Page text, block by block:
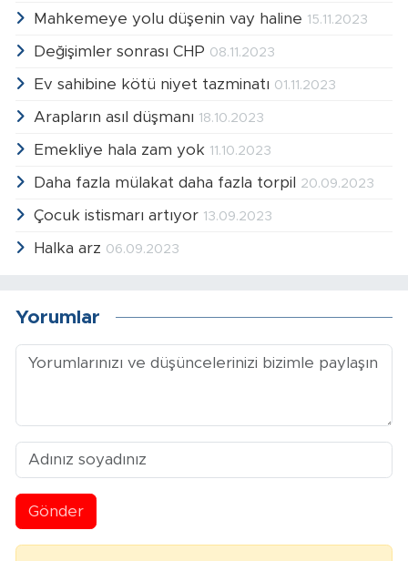
Mahkemeye yolu düşenin vay haline 15.11.2023
Değişimler sonrası CHP 08.11.2023
Ev sahibine kötü niyet tazminatı 01.11.2023
Arapların asıl düşmanı 18.10.2023
Emekliye hala zam yok 11.10.2023
Daha fazla mülakat daha fazla torpil 20.09.2023
Çocuk istismarı artıyor 13.09.2023
Halka arz 06.09.2023
Yorumlar
Gönder